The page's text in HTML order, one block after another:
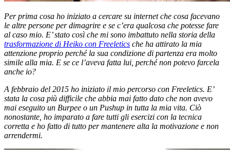
Per prima cosa ho iniziato a cercare su internet che cosa facevano
le altre persone per dimagrire e se c’era qualcosa che potesse fare
al caso mio. E’ stato così che mi sono imbattuto nella storia della
trasformazione di Heiko con Freeletics che ha attirato la mia
attenzione proprio perché la sua condizione di partenza era molto
simile alla mia. E se ce l’aveva fatta lui, perché non potevo farcela
anche io?
A febbraio del 2015 ho iniziato il mio percorso con Freeletics. E’
stata la cosa più difficile che abbia mai fatto dato che non avevo
mai eseguito un Burpee o un Pushup in tutta la mia vita. Ciò
nonostante, ho imparato a fare tutti gli esercizi con la tecnica
corretta e ho fatto di tutto per mantenere alta la motivazione e non
arrendermi.